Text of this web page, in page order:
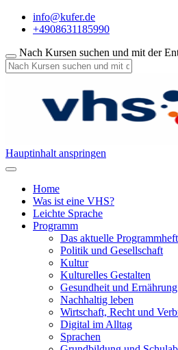
info@kufer.de
+4908631185990
Nach Kursen suchen und mit der
Hauptinhalt anspringen
Home
Was ist eine VHS?
Leichte Sprache
Programm
Das aktuelle
Politik und Gesellschaft
Kultur
Kulturelles Gestalten
Gesundheit und Ernährung
Nachhaltig leben
Wirtschaft, Recht und
Digital im Alltag
Sprachen